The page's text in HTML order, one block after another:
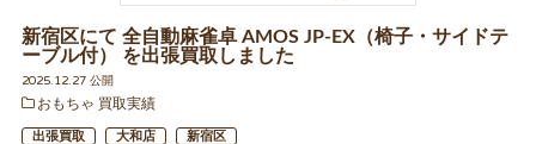
新宿区にて 全自動麻雀卓 AMOS JP-EX（椅子・サイドテ
ーブル付） を出張買取しました
2025.12.27 公開
おもちゃ 買取実績
出張買取 大和店 新宿区